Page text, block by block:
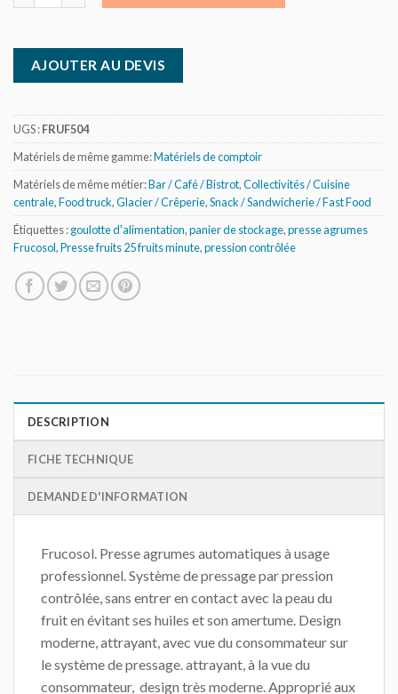
AJOUTER AU DEVIS
UGS :FRUF504
Matériels de même gamme:Matériels de comptoir
Matériels de même métier:Bar / Café / Bistrot,Collectivités / Cuisine
centrale,Food truck,Glacier / Crêperie,Snack / Sandwicherie / Fast Food
Étiquettes :goulotte d'alimentation,panier de stockage,presse agrumes
Frucosol,Presse fruits 25 fruits minute,pression contrôlée
DESCRIPTION
FICHE TECHNIQUE
DEMANDE D'INFORMATION
Frucosol. Presse agrumes automatiques à usage
professionnel. Système de pressage par pression
contrôlée, sans entrer en contact avec la peau du
fruit en évitant ses huiles et son amertume. Design
moderne, attrayant, avec vue du consommateur sur
le système de pressage. attrayant, à la vue du
consommateur, design très moderne. Approprié aux